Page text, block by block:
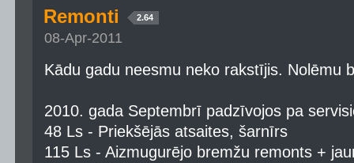
Remonti 2.64
08-Apr-2011
Kādu gadu neesmu neko rakstījis. Nolēmu
2010. gada Septembrī padzīvojos pa
48 Ls - Priekšējās atsaites, šarnīrs
115 Ls - Aizmugurējo bremžu remonts +